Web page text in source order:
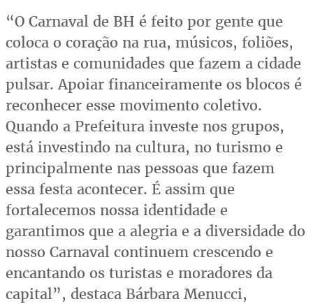
“O Carnaval de BH é feito por gente que
coloca o coração na rua, músicos, foliões,
artistas e comunidades que fazem a cidade
pulsar. Apoiar financeiramente os blocos é
reconhecer esse movimento coletivo.
Quando a Prefeitura investe nos grupos,
está investindo na cultura, no turismo e
principalmente nas pessoas que fazem
essa festa acontecer. É assim que
fortalecemos nossa identidade e
garantimos que a alegria e a diversidade do
nosso Carnaval continuem crescendo e
encantando os turistas e moradores da
capital”, destaca Bárbara Menucci,